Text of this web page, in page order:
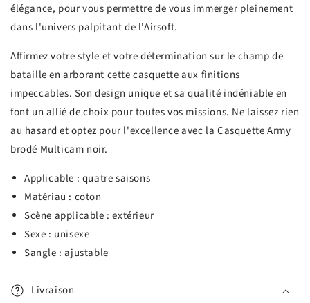
élégance, pour vous permettre de vous immerger pleinement
dans l'univers palpitant de l'Airsoft.
Affirmez votre style et votre détermination sur le champ de
bataille en arborant cette casquette aux finitions
impeccables. Son design unique et sa qualité indéniable en
font un allié de choix pour toutes vos missions. Ne laissez rien
au hasard et optez pour l'excellence avec la Casquette Army
brodé Multicam noir.
Applicable : quatre saisons
Matériau : coton
Scène applicable :extérieur
Sexe : unisexe
Sangle : ajustable
Livraison